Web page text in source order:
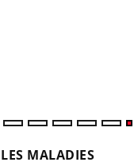
LES MALADIES